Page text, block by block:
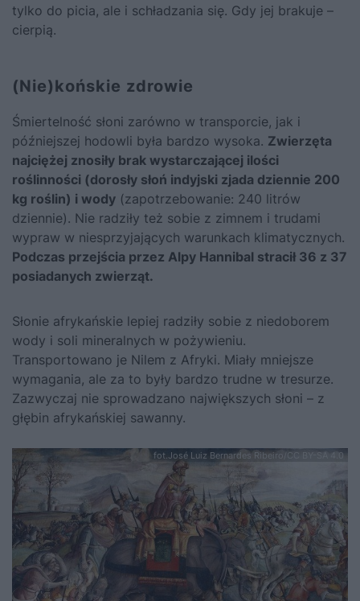
tylko do picia, ale i schładzania się. Gdy jej brakuje –
cierpią.
(Nie)końskie zdrowie
Śmiertelność słoni zarówno w transporcie, jak i
późniejszej hodowli była bardzo wysoka. Zwierzęta
najciężej znosiły brak wystarczającej ilości
roślinności (dorosły słoń indyjski zjada dziennie 200
kg roślin) i wody (zapotrzebowanie: 240 litrów
dziennie). Nie radziły też sobie z zimnem i trudami
wypraw w niesprzyjających warunkach klimatycznych.
Podczas przejścia przez Alpy Hannibal stracił 36 z 37
posiadanych zwierząt.
Słonie afrykańskie lepiej radziły sobie z niedoborem
wody i soli mineralnych w pożywieniu.
Transportowano je Nilem z Afryki. Miały mniejsze
wymagania, ale za to były bardzo trudne w tresurze.
Zazwyczaj nie sprowadzano największych słoni – z
głębin afrykańskiej sawanny.
fot.José Luiz Bernardes Ribeiro/CC BY-SA 4.0